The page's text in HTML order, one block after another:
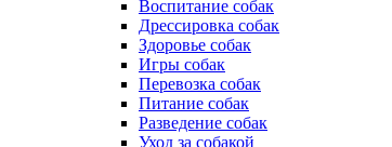
Воспитание собак
Дрессировка собак
Здоровье собак
Игры собак
Перевозка собак
Питание собак
Разведение собак
Уход за собакой